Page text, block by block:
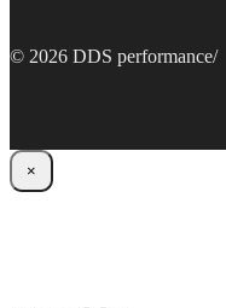
© 2026 DDS performance/
×